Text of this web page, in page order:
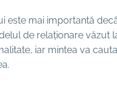
este mai importantă
de relaționare văzut
iar mintea va